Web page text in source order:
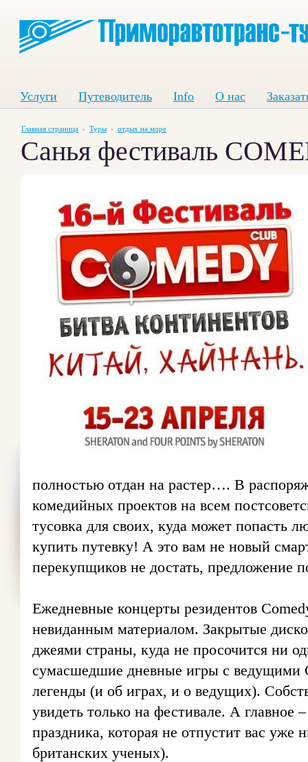
Услуги Путеводитель Info О нас
Главная страница Туры отдых на море
Санья фестиваль
полностью отдан на растер…. В
комедийных проектов на всем
тусовка для своих, куда может попасть
купить путевку! А это вам не новый
перекупщиков не достать, предложение
Ежедневные концерты резидентов
невиданным материалом. Закрытые
джеями страны, куда не просочится ни
сумасшедшие дневные игры c ведущими
легенды (и об играх, и о ведущих).
увидеть только на фестивале. А главное
праздника, которая не отпустит вас уже
британских ученых).